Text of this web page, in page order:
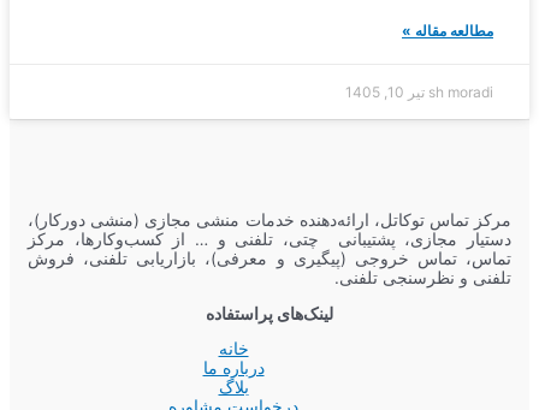
مطالعه مقاله »
sh moradi تیر 10, 1405
مرکز تماس توکاتل، ارائه‌دهنده خدمات منشی مجازی (منشی دورکار)،
دستیار مجازی، پشتیبانی چتی، تلفنی و … از کسب‌وکارها، مرکز
تماس، تماس خروجی (پیگیری و معرفی)، بازاریابی تلفنی، فروش
تلفنی و نظرسنجی تلفنی.
لینک‌های پراستفاده
خانه
درباره ما
بلاگ